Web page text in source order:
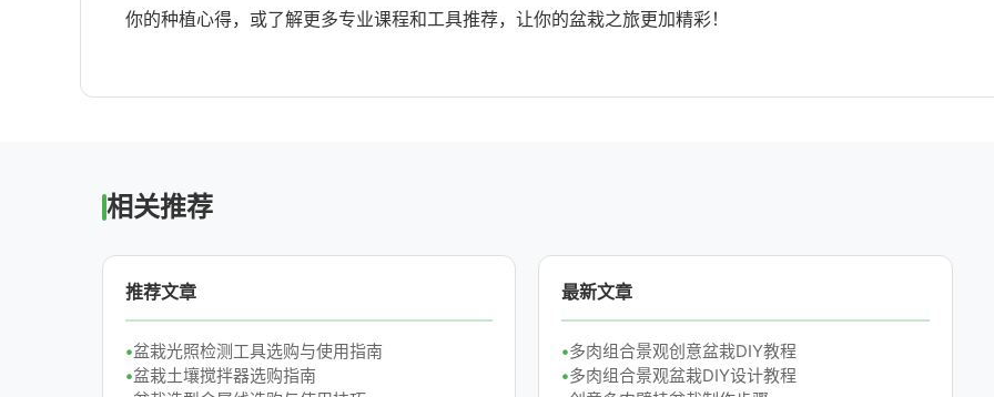
你的种植心得，或了解更多专业课程和工具推荐，让你的盆栽之旅更加精彩！
相关推荐
推荐文章
盆栽光照检测工具选购与使用指南
盆栽土壤搅拌器选购指南
最新文章
多肉组合景观创意盆栽DIY教程
多肉组合景观盆栽DIY设计教程